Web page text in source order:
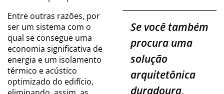
Se você também
procura uma
solução
arquitetônica
duradoura,
Entre outras razões, por
ser um sistema com o
qual se consegue uma
economia significativa de
energia e um isolamento
térmico e acústico
optimizado do edifício,